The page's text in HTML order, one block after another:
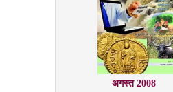
अगस्त 2008